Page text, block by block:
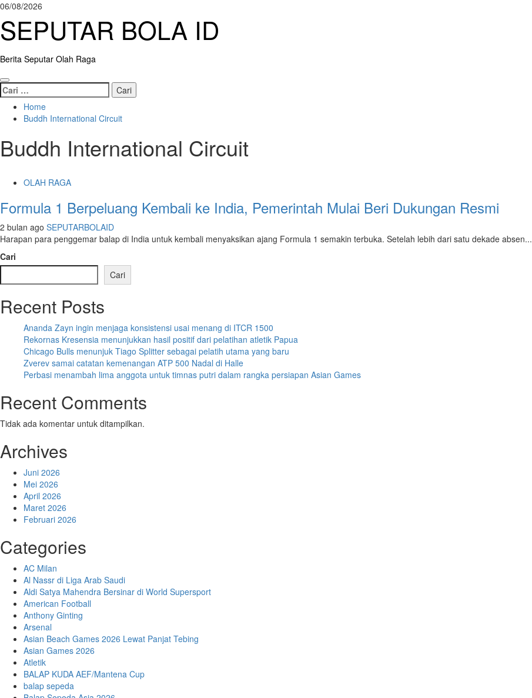
Skip
content
06/08/2026
SEPUTAR BOLA ID
Berita Seputar Olah Raga
Primary
Menu
Cari
untuk:
Home
Buddh International Circuit
Buddh International Circuit
OLAH RAGA
Formula 1 Berpeluang Kembali ke India, Pemerintah Mulai Beri Dukungan Resmi
2 bulan ago SEPUTARBOLAID
Harapan para penggemar balap di India untuk kembali menyaksikan ajang Formula 1 semakin terbuka. Setelah lebih dari satu dekade absen...
Cari
Cari
Recent Posts
Ananda Zayn ingin menjaga konsistensi usai menang di ITCR 1500
Rekornas Kresensia menunjukkan hasil positif dari pelatihan atletik Papua
Chicago Bulls menunjuk Tiago Splitter sebagai pelatih utama yang baru
Zverev samai catatan kemenangan ATP 500 Nadal di Halle
Perbasi menambah lima anggota untuk timnas putri dalam rangka persiapan Asian Games
Recent Comments
Tidak ada komentar untuk ditampilkan.
Archives
Juni 2026
Mei 2026
April 2026
Maret 2026
Februari 2026
Categories
AC Milan
Al Nassr di Liga Arab Saudi
Aldi Satya Mahendra Bersinar di World Supersport
American Football
Anthony Ginting
Arsenal
Asian Beach Games 2026 Lewat Panjat Tebing
Asian Games 2026
Atletik
BALAP KUDA AEF/Mantena Cup
balap sepeda